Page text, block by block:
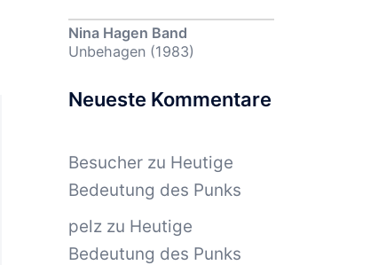
Nina Hagen Band
Unbehagen (1983)
Neueste Kommentare
Besucherzu Heutige
Bedeutung des Punks
pelzzu Heutige
Bedeutung des Punks